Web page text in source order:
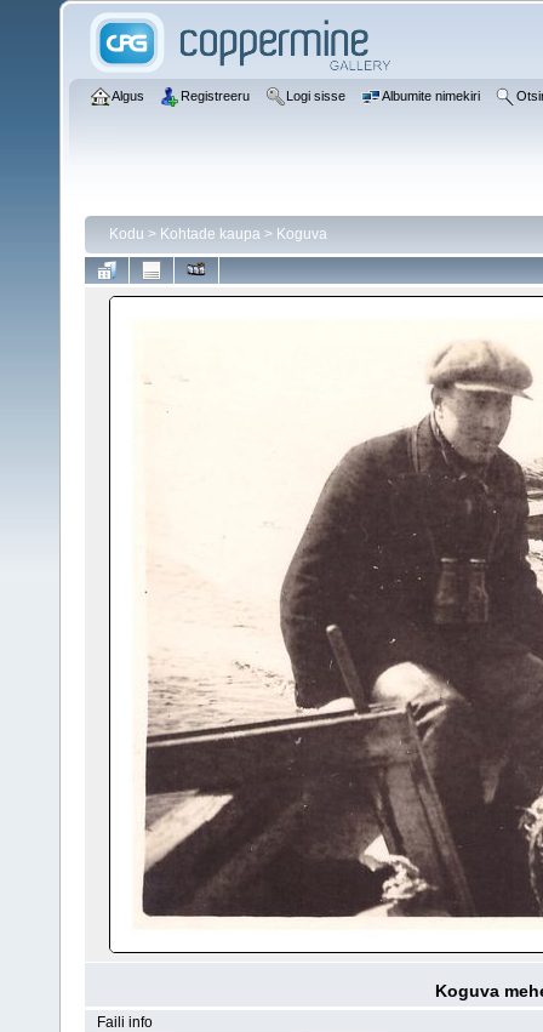
Algus Registreeru Logi sisse Albumite nimekiri
Kodu > Kohtade kaupa > Koguva
Koguva
Faili info